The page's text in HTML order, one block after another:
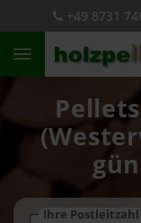
+49 8731
Ihre Postleitzahl